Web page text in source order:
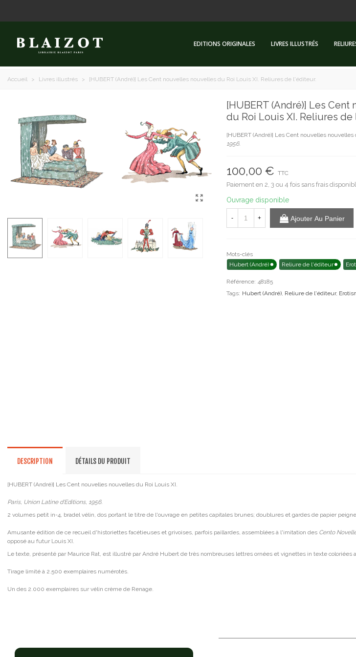
EDITIONS ORIGINALES LIVRES ILLUSTRÉS
Accueil > Livres illustrés > [HUBERT (André)] Les Cent nouvelles nouvelles du Roi Louis XI. Reliures de l'éditeur.
[HUBERT (André)] Les
du Roi Louis XI. Reliures de
[HUBERT (André)] Les Cent nouvelles nouvelles
1956.
100,00 € TTC
Paiement en 2, 3 ou 4 fois sans frais
Ouvrage disponible
- + Ajouter Au Panier
Mots-clés
Hubert (André)
Reliure de l'éditeur
Référence: 48185
Tags: Hubert (André), Reliure de l'éditeur,
DESCRIPTION DÉTAILS DU PRODUIT
[HUBERT (André)] Les Cent nouvelles nouvelles du Roi Louis XI.
Paris, Union Latine d'Editions, 1956.
2 volumes petit in-4, bradel vélin, dos portant le titre de l'ouvrage en petites capitales brunes; doublures et gardes de papier
Amusante édition de ce recueil d'historiettes facétieuses et grivoises, parfois paillardes, assemblées à l'imitation des Cento
opposé au futur Louis XI.
Le texte, présenté par Maurice Rat, est illustré par André Hubert de très nombreuses lettres ornées et vignettes in texte coloriées
Tirage limité à 2.500 exemplaires numérotés.
Un des 2.000 exemplaires sur vélin crème de Renage.